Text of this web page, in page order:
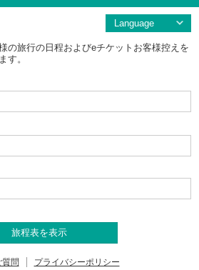
の旅行の日程およびeチケットお客様控えを
す。
Language
質問
プライバシーポリシー